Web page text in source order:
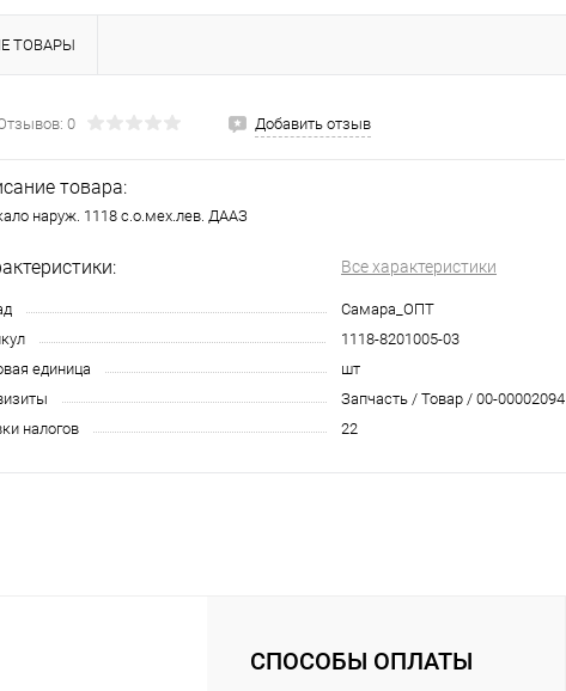
ТОВАРЫ
0 Добавить отзыв
товара:
наруж. 1118 с.о.мех.лев. ДААЗ
Все характеристики
Самара_ОПТ
1118-8201005-03
единица
шт
Запчасть / Товар / 00-00002094
налогов
22
СПОСОБЫ ОПЛАТЫ